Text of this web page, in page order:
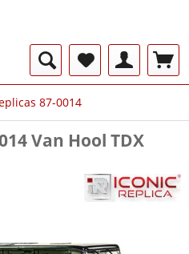
87-0014
Van Hool TDX